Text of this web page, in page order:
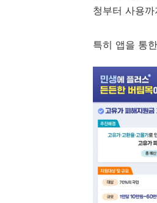
청부터 사용
특히 앱을 통